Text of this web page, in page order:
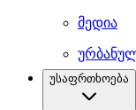
მედია
უსაფრთხოება